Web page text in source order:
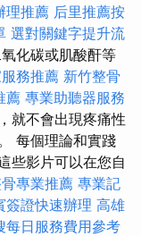
理推薦 后里推薦按
選對關鍵字提升流
化碳或肌酸酐等
務推薦 新竹整骨
薦 專業助聽器服務
就不會出現疼痛性
每個理論和實踐
些影片可以在您自
專業推薦 專業記
簽證快速辦理 高雄
每日服務費用參考